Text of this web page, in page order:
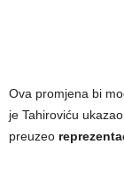
Ova promjena bi
je Tahiroviću
preuzeo